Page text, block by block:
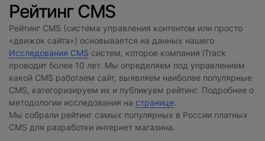
Рейтинг CMS
Рейтинг CMS (система управления контентом или просто
«движок сайта») основывается на данных нашего
Исследования CMS систем, которое компания iTrack
проводит более 10 лет. Мы определяем под управлением
какой CMS работаем сайт, выявляем наиболее популярные
CMS, категоризируем их и публикуем рейтинг. Подробнее о
методологии исследования на странице.
Мы собрали рейтинг самых популярных в России платных
CMS для разработки интернет магазина.
Заполните форму и наш специалист
свяжется с вами
Новости
Вакансии
Разработка сайтов на 1С-Битрикс
Техподдержка
Тарифы и цены
CRM
Внедрение Битрикс24
Развитие Битрикс24
День с экспертом
Статистики для Битрикс24
Тарифы и цены
Корпоративный портал Битрикс24
CRM для отдела продаж
HRM для отдела кадров
Кейсы
Сайты
CRM
Блог
Контакты